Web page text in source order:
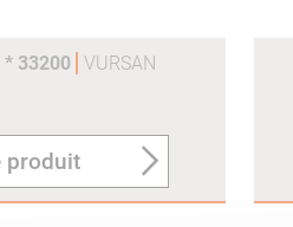
* 33200 VURSAN
produit